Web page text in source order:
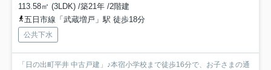
113.58㎡ (3LDK) /築21年 /2階建
五日市線「武蔵増戸」駅 徒歩18分
公共下水
「日の出町平井 中古戸建」♪本宿小学校まで徒歩16分で、お子さまの通